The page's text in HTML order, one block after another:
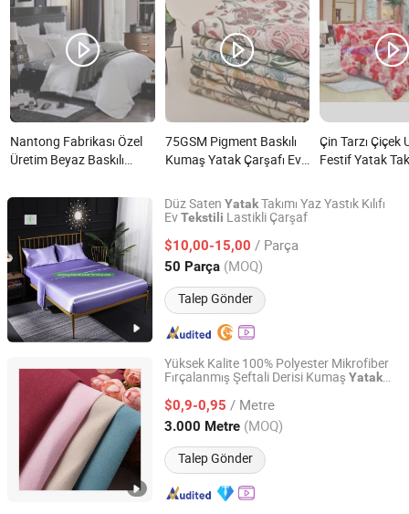
Nantong Fabrikası Özel
Üretim Beyaz Baskılı
Yıldız Oteli Yatak Takımı
Pamuk Yatak Seti Ev
Tekstili nedir?
75GSM Pigment Baskılı
Kumaş Yatak Çarşafı Ev
Çin Tarzı Çiçek
Festif Yatak
Düz Saten YatakTakımı Yaz Yastık Kılıfı
EvTekstili Lastikli Çarşaf
$10,00-15,00 / Parça
50 Parça (MOQ)
Talep Gönder
Yiwu Shangzhou Co., Ltd.
Zhejiang, China Fiyat 2014
Yüksek Kalite 100% Polyester Mikrofiber
Fırçalanmış Şeftali Derisi Kumaş Yatak
için
$0,9-0,95 / Metre
3.000 Metre (MOQ)
Talep Gönder
Shanghai Fartex Import and Export Company Limited
Shanghai, China Fiyat 2022